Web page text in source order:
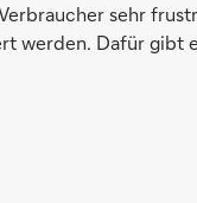
sehr
werden. Dafür gibt